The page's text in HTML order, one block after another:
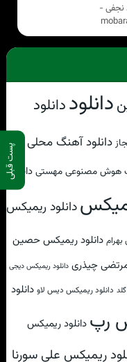
پست قبلی
-
دانلوددانلود
دانلود آهنگ محلی
هوش مصنوعی مهستیدانلود
دانلود ریمیکس
دانلود ریمیکس حصین
چیذری دانلود ریمیکس دیجی
دانلود ریمیکس دیس لاو دانلود
رپ دانلود ریمیکس
ریمیکس علی سورنا